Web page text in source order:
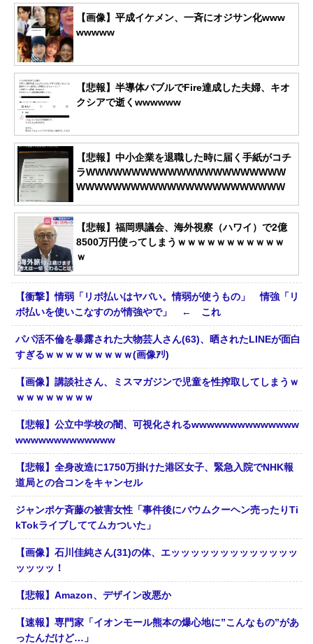
【画像】平成イケメン、一斉にオジサン化www
wwwww
【悲報】半導体バブルでFire達成した夫婦、キオ
クシアで逝くwwwwww
【悲報】中小企業を退職した時に届く手紙がコチ
ラWWWWWWWWWWWWWWWWWWWWWW
WWWWWWWWWWWWWWWWWWWWWWW
【悲報】福岡県議会、海外視察（ハワイ）で2億
8500万円使ってしまうｗｗｗｗｗｗｗｗｗｗｗ
ｗ
【衝撃】情弱「リボ払いはヤバい。情弱が使うもの」 情強「リ
ボ払いを使いこなすのが情強やで」 ← これ
パパ活不倫を暴露された大物芸人さん(63)、晒されたLINEが面白
すぎるｗｗｗｗｗｗｗｗｗ(画像ｱﾘ)
【画像】講談社さん、ミスマガジンで児童を性搾取してしまうｗ
ｗｗｗｗｗｗｗｗ
【悲報】公立中学校の闇、可視化されるwwwwwwwwwwwwww
wwwwwwwwwwwww
【悲報】全身改造に1750万掛けた港区女子、緊急入院でNHK報
道局との合コンをキャンセル
ジャンポケ斉藤の被害女性「事件後にバウムクーヘン売ったりTi
kTokライブしててムカついた」
【画像】石川佳純さん(31)の体、エッッッッッッッッッッッッッ
ッッッッ！
【悲報】Amazon、デザイン改悪か
【速報】専門家「イオンモール熊本の爆心地に”こんなもの”があ
ったんだけど…」